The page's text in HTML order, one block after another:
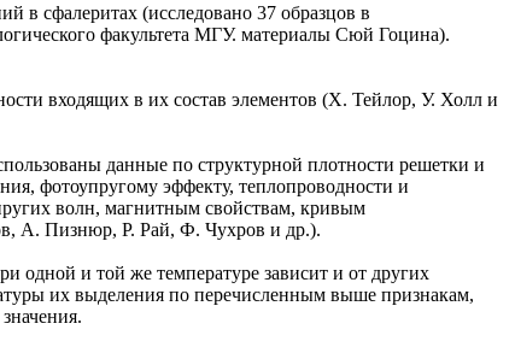
в сфалеритах (исследовано 37 образцов в
факультета МГУ. материалы Сюй Гоцина).
входящих в их состав элементов (X. Тейлор, У. Холл и
данные по структурной плотности решетки и
фотоупругому эффекту, теплопроводности и
волн, магнитным свойствам, кривым
А. Пизнюр, Р. Рай, Ф. Чухров и др.).
одной и той же температуре зависит и от других
их выделения по перечисленным выше признакам,